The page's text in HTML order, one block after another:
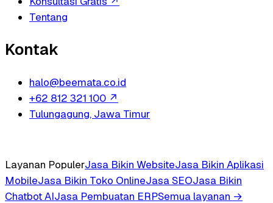
Tentang
Kontak
halo@beemata.co.id
+62 812 321 100 ↗
Tulungagung, Jawa Timur
Layanan PopulerJasa Bikin WebsiteJasa Bikin Aplikasi
MobileJasa Bikin Toko OnlineJasa SEOJasa Bikin
Chatbot AIJasa Pembuatan ERPSemua layanan →